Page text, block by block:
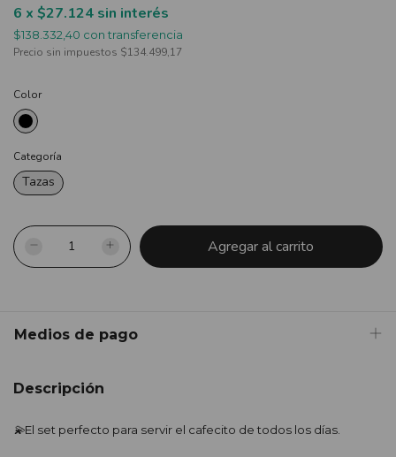
Precio sin impuestos $134.499,17
$138.332,40 con transferencia
6 x $27.124 sin interés
Color
Categoría
Tazas
Medios de pago
Descripción
💫El set perfecto para servir el cafecito de todos los días.